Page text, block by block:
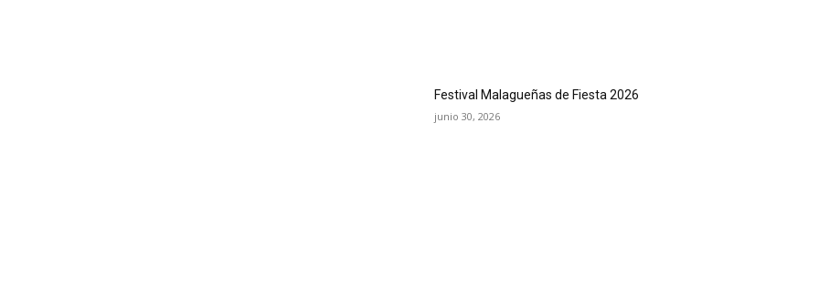
Festival Malagueñas de Fiesta 2026
junio 30, 2026